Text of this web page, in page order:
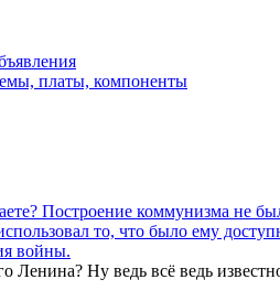
платы, компоненты
Построение коммунизма не
то, что было ему
войны.
Ленина? Ну ведь всё ведь